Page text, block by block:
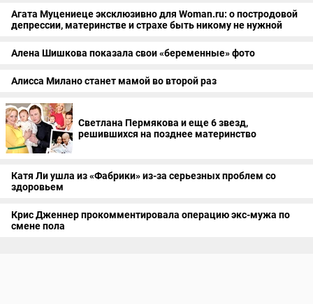
Агата Муцениеце эксклюзивно для Woman.ru: о постродовой
депрессии, материнстве и страхе быть никому не нужной
Алена Шишкова показала свои «беременные» фото
Алисса Милано станет мамой во второй раз
Светлана Пермякова и еще 6 звезд,
решившихся на позднее материнство
Катя Ли ушла из «Фабрики» из-за серьезных проблем со
здоровьем
Крис Дженнер прокомментировала операцию экс-мужа по
смене пола